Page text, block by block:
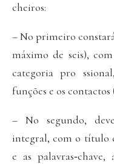
cheiros:
– No primeiro
máximo de seis),
categoria pro
funções e os
– No segundo,
integral, com o título
e as